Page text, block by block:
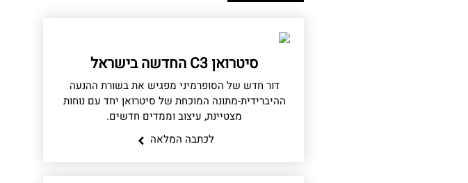
סיטרואן C3 החדשה בישראל
דור חדש של הסופרמיני מפגיש את בשורת ההנעה
ההיברידית-מתונה המוכחת של סיטרואן יחד עם נוחות
מצטיינת, עיצוב וממדים חדשים.
לכתבה המלאה